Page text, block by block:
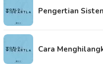
Pengertian
Cara